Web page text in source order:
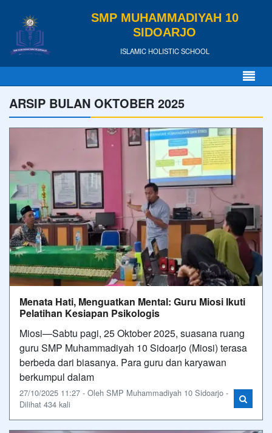
SMP MUHAMMADIYAH 10
SIDOARJO
ISLAMIC HOLISTIC SCHOOL
ARSIP BULAN OKTOBER 2025
Menata Hati, Menguatkan Mental: Guru Miosi Ikuti
Pelatihan Kesiapan Psikologis
Miosi—Sabtu pagi, 25 Oktober 2025, suasana ruang
guru SMP Muhammadiyah 10 Sidoarjo (Miosi) terasa
berbeda dari biasanya. Para guru dan karyawan
berkumpul dalam
27/10/2025 11:27 - Oleh SMP Muhammadiyah 10 Sidoarjo -
Dilihat 434 kali